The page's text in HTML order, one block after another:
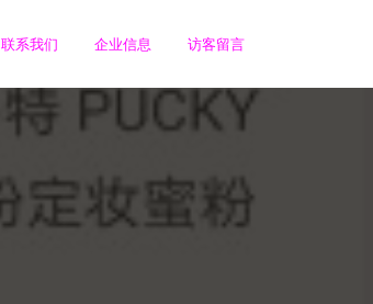
联系我们 企业信息 访客留言